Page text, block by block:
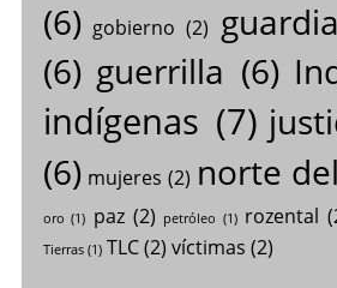
(6) gobierno (2)
(6) guerrilla (6)
indígenas (7)
(6) mujeres (2) norte
oro (1) paz (2) petróleo (1) rozental
Tierras(1) TLC(2) víctimas (2)